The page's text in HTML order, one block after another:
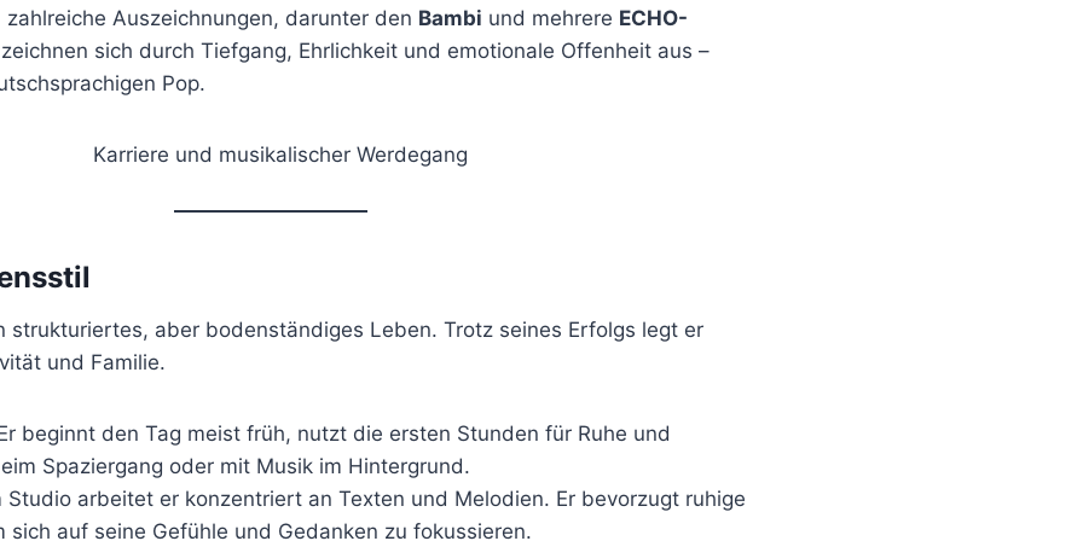
Auszeichnungen, darunter den Bambi und mehrere ECHO-
sich durch Tiefgang, Ehrlichkeit und emotionale Offenheit aus –
Pop.
strukturiertes, aber bodenständiges Leben. Trotz seines Erfolgs legt er
und Familie.
beginnt den Tag meist früh, nutzt die ersten Stunden für Ruhe und
Spaziergang oder mit Musik im Hintergrund.
arbeitet er konzentriert an Texten und Melodien. Er bevorzugt ruhige
sich auf seine Gefühle und Gedanken zu fokussieren.